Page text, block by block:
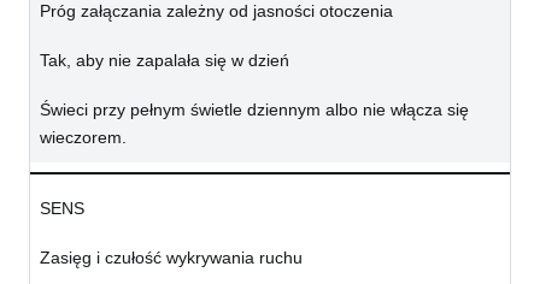
Próg załączania zależny od jasności otoczenia
Tak, aby nie zapalała się w dzień
Świeci przy pełnym świetle dziennym albo nie włącza się
wieczorem.
SENS
Zasięg i czułość wykrywania ruchu